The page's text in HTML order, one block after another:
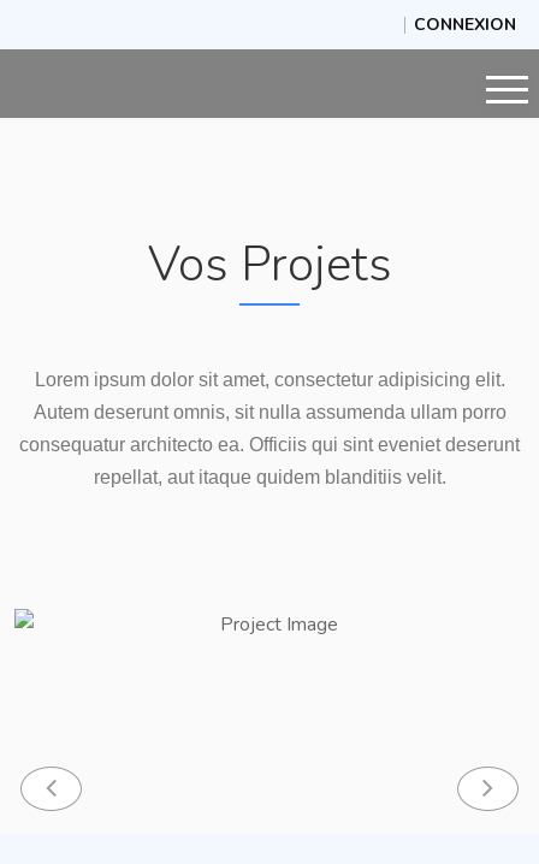
CONNEXION
Vos Projets
Lorem ipsum dolor sit amet, consectetur adipisicing elit.
Autem deserunt omnis, sit nulla assumenda ullam porro
consequatur architecto ea. Officiis qui sint eveniet deserunt
repellat, aut itaque quidem blanditiis velit.